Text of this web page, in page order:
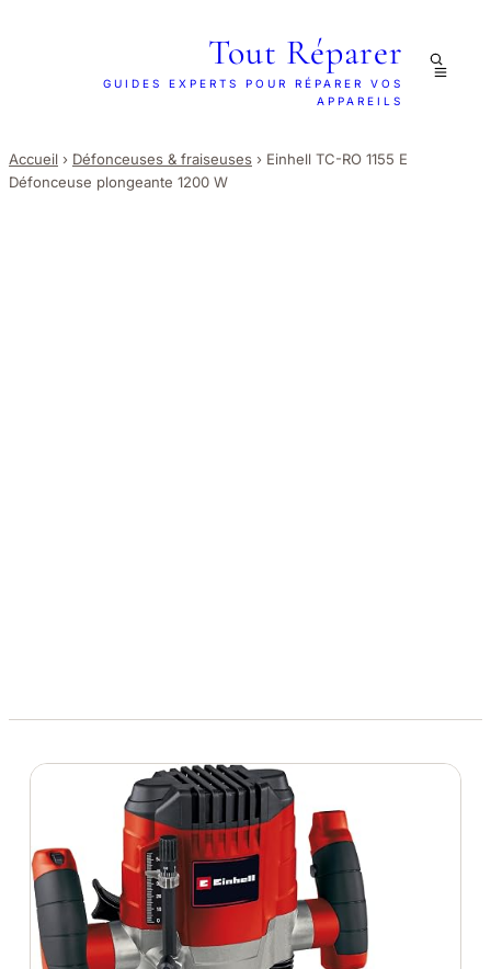
Tout Réparer
GUIDES EXPERTS POUR RÉPARER VOS
APPAREILS
Accueil › Défonceuses & fraiseuses › Einhell TC-RO 1155 E
Défonceuse plongeante 1200 W